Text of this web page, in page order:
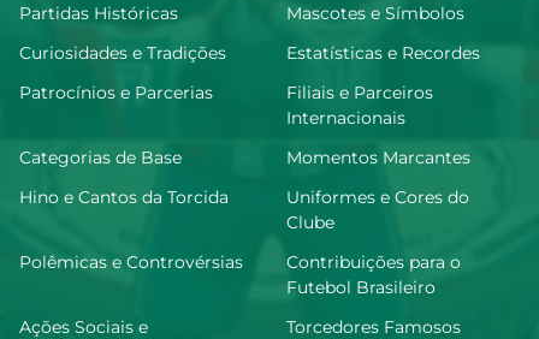
Partidas Históricas
Mascotes e Símbolos
Curiosidades e Tradições
Estatísticas e Recordes
Patrocínios e Parcerias
Filiais e Parceiros
Internacionais
Categorias de Base
Momentos Marcantes
Hino e Cantos da Torcida
Uniformes e Cores do
Clube
Polêmicas e Controvérsias
Contribuições para o
Futebol Brasileiro
Ações Sociais e
Torcedores Famosos